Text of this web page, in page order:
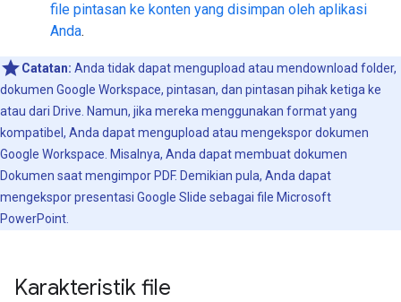
file pintasan ke konten yang disimpan oleh aplikasi
Anda.
Catatan: Anda tidak dapat mengupload atau mendownload folder,
dokumen Google Workspace, pintasan, dan pintasan pihak ketiga ke
atau dari Drive. Namun, jika mereka menggunakan format yang
kompatibel, Anda dapat mengupload atau mengekspor dokumen
Google Workspace. Misalnya, Anda dapat membuat dokumen
Dokumen saat mengimpor PDF. Demikian pula, Anda dapat
mengekspor presentasi Google Slide sebagai file Microsoft
PowerPoint.
Karakteristik file